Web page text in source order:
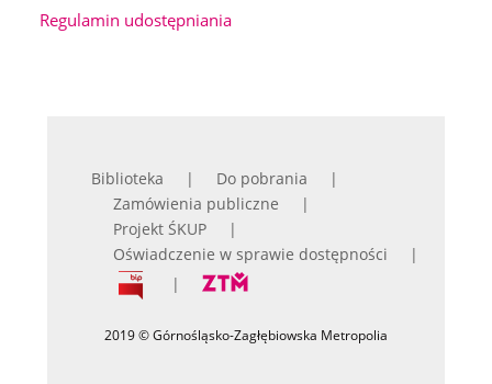
Regulamin udostępniania
Biblioteka
Do pobrania
Zamówienia publiczne
Projekt ŚKUP
Oświadczenie w sprawie dostępności
2019 © Górnośląsko-Zagłębiowska Metropolia